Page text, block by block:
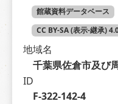
館蔵資料データベース
CC BY-SA (表示-継承)
地域名
千葉県佐倉市及び
ID
F-322-142-4